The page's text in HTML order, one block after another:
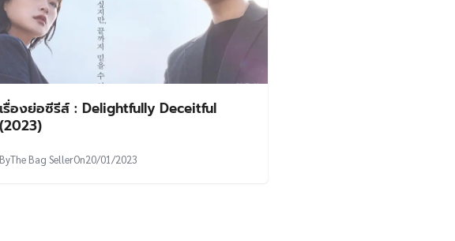
เรื่องย่อซีรีส์ : Delightfully Deceitful
(2023)
ByThe Bag SellerOn20/01/2023